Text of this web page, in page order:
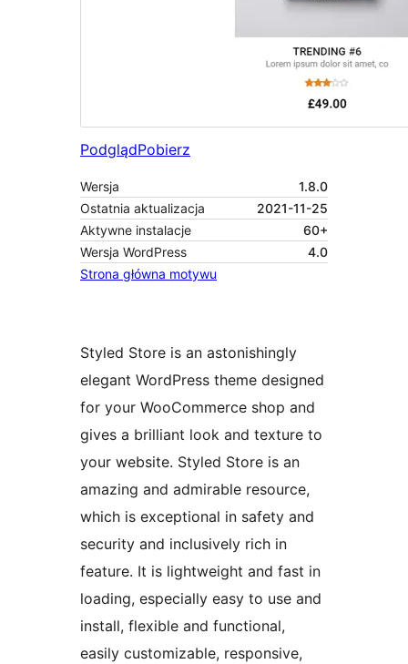
PodglądPobierz
Wersja
1.8.0
Ostatnia aktualizacja
2021-11-25
Aktywne instalacje
60+
Wersja WordPress
4.0
Strona główna motywu
Styled Store is an astonishingly
elegant WordPress theme designed
for your WooCommerce shop and
gives a brilliant look and texture to
your website. Styled Store is an
amazing and admirable resource,
which is exceptional in safety and
security and inclusively rich in
feature. It is lightweight and fast in
loading, especially easy to use and
install, flexible and functional,
easily customizable, responsive,